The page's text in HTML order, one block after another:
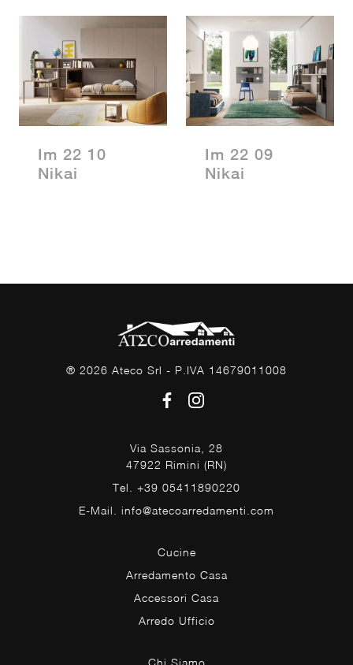
Im 22 10
Nikai
Im 22 09
Nikai
® 2026 Ateco Srl - P.IVA 14679011008
Via Sassonia, 28
47922 Rimini (RN)
Tel. +39 05411890220
E-Mail. info@atecoarredamenti.com
Cucine
Arredamento Casa
Accessori Casa
Arredo Ufficio
Chi Siamo